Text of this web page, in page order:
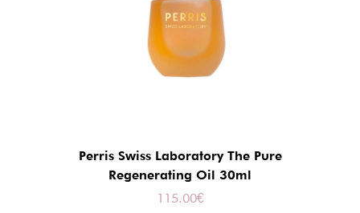
Perris Swiss Laboratory The Pure
Regenerating Oil 30ml
115.00€